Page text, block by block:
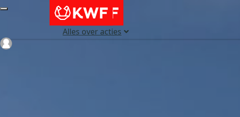
Alles over acties